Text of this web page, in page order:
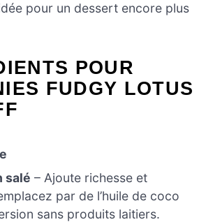
pour un dessert encore plus
POUR
FUDGY LOTUS
salé – Ajoute richesse et
par de l’huile de coco
sans produits laitiers.